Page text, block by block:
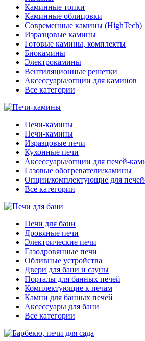
Каминные топки
Каминные облицовки
Современные камины (HighTech)
Изразцовые камины
Готовые камины, комплекты
Биокамины
Электрокамины
Вентиляционные решетки
Аксессуары/опции для каминов
Все категории
Печи-камины
Печи-камины
Изразцовые печи
Кухонные печи
Аксессуары/опции для печей-
Газовые обогреватели/камины
Опции/комплектующие для
Все категории
Печи для бани
Дровяные печи
Электрические печи
Газодровянные печи
Обливные устройства
Двери для бани и сауны
Порталы для банных печей
Комплектующие к печам
Камни для банных печей
Аксессуары для бани
Все категории